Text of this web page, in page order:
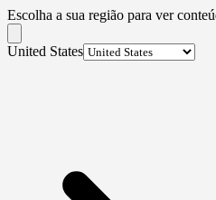
Escolha a sua região para ver
United States